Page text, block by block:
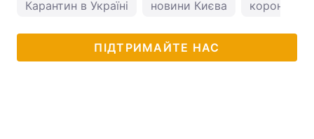
Карантин в Україні новини Києва
ПІДТРИМАЙТЕ НАС